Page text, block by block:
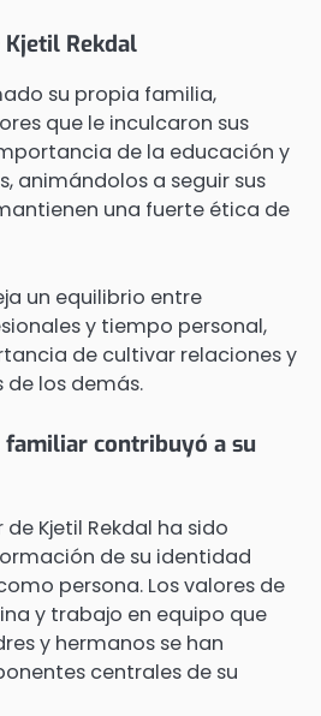
Rekdal
su propia familia,
que le inculcaron sus
de la educación y
animándolos a seguir sus
una fuerte ética de
un equilibrio entre
y tiempo personal,
de cultivar relaciones y
los demás.
contribuyó a su
Kjetil Rekdal ha sido
de su identidad
persona. Los valores de
y trabajo en equipo que
y hermanos se han
centrales de su